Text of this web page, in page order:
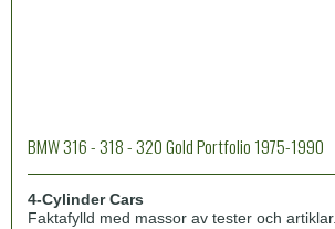
BMW 316 - 318 - 320 Gold Portfolio 1975-1990
4-Cylinder Cars
Faktafylld med massor av tester och artiklar.